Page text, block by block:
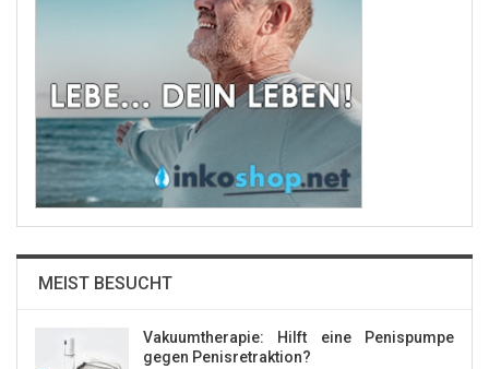
MEIST BESUCHT
Vakuumtherapie: Hilft eine Penispumpe
gegen Penisretraktion?